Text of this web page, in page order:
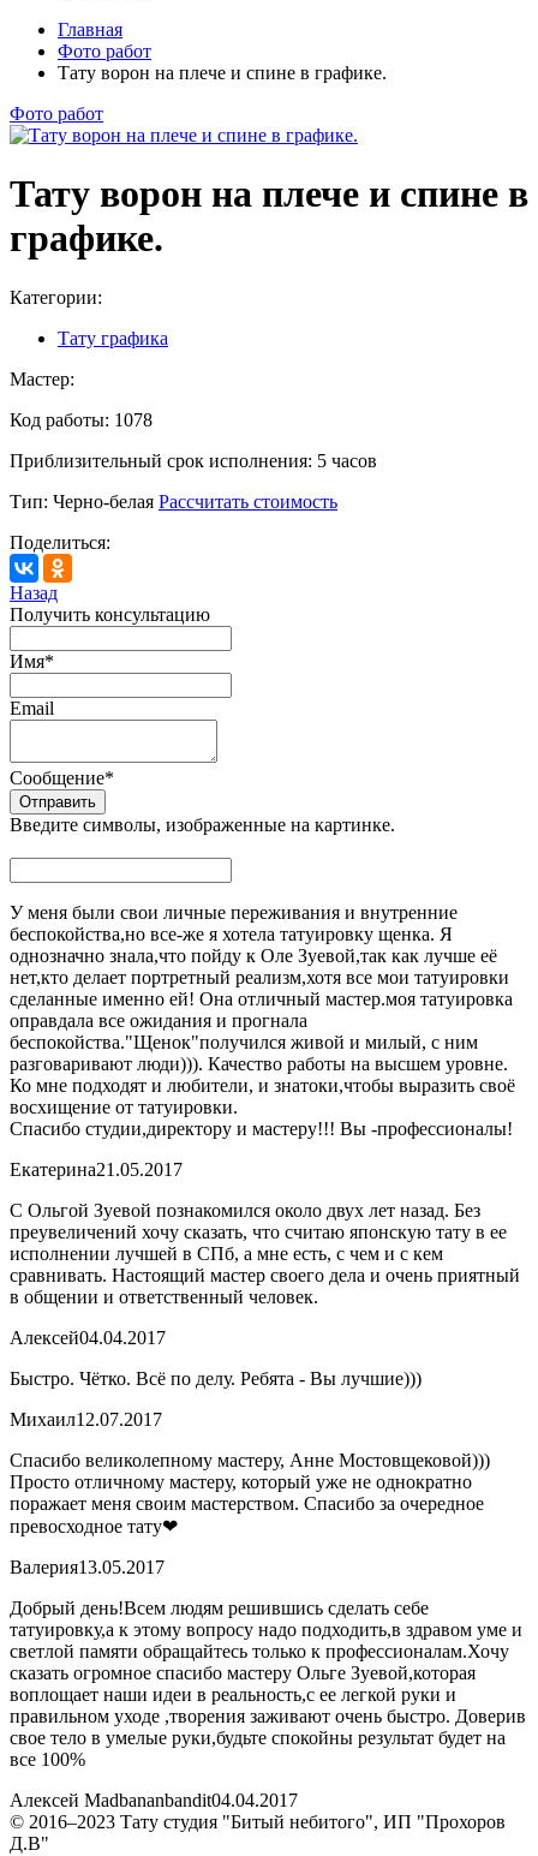
Главная
Фото работ
Тату ворон на плече и спине в графике.
Фото работ
Тату ворон на плече и спине в
графике.
Категории:
Тату графика
Мастер:
Код работы: 1078
Приблизительный срок исполнения: 5 часов
Тип: Черно-белая Рассчитать стоимость
Поделиться:
Назад
Получить консультацию
Имя*
Email
Сообщение*
Введите символы, изображенные на картинке.
У меня были свои личные переживания и внутренние
беспокойства,но все-же я хотела татуировку щенка. Я
однозначно знала,что пойду к Оле Зуевой,так как лучше её
нет,кто делает портретный реализм,хотя все мои татуировки
сделанные именно ей! Она отличный мастер.моя татуировка
оправдала все ожидания и прогнала
беспокойства."Щенок"получился живой и милый, с ним
разговаривают люди))). Качество работы на высшем уровне.
Ко мне подходят и любители, и знатоки,чтобы выразить своё
восхищение от татуировки.
Спасибо студии,директору и мастеру!!! Вы -профессионалы!
Екатерина21.05.2017
С Ольгой Зуевой познакомился около двух лет назад. Без
преувеличений хочу сказать, что считаю японскую тату в ее
исполнении лучшей в СПб, а мне есть, с чем и с кем
сравнивать. Настоящий мастер своего дела и очень приятный
в общении и ответственный человек.
Алексей04.04.2017
Быстро. Чётко. Всё по делу. Ребята - Вы лучшие)))
Михаил12.07.2017
Спасибо великолепному мастеру, Анне Мостовщековой)))
Просто отличному мастеру, который уже не однократно
поражает меня своим мастерством. Спасибо за очередное
превосходное тату❤
Валерия13.05.2017
Добрый день!Всем людям решившись сделать себе
татуировку,а к этому вопросу надо подходить,в здравом уме и
светлой памяти обращайтесь только к профессионалам.Хочу
сказать огромное спасибо мастеру Ольге Зуевой,которая
воплощает наши идеи в реальность,с ее легкой руки и
правильном уходе ,творения заживают очень быстро. Доверив
свое тело в умелые руки,будьте спокойны результат будет на
все 100%
Алексей Madbananbandit04.04.2017
© 2016–2023 Тату студия "Битый небитого", ИП "Прохоров
Д.В"